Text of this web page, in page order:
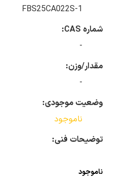
FBS25CA022S-1
شماره CAS:
مقدار/وزن:
وضعیت موجودی:
ناموجود
توضیحات فنی:
ناموجود